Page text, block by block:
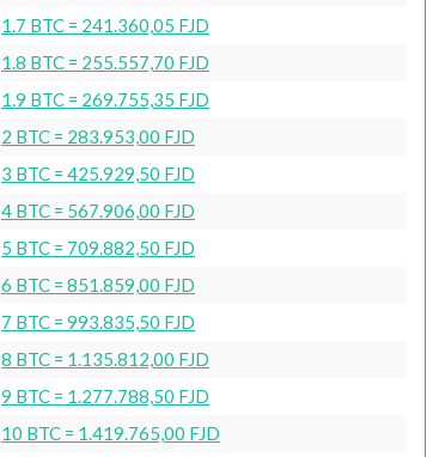
1.7 BTC = 241.360,05 FJD
1.8 BTC = 255.557,70 FJD
1.9 BTC = 269.755,35 FJD
2 BTC = 283.953,00 FJD
3 BTC = 425.929,50 FJD
4 BTC = 567.906,00 FJD
5 BTC = 709.882,50 FJD
6 BTC = 851.859,00 FJD
7 BTC = 993.835,50 FJD
8 BTC = 1.135.812,00 FJD
9 BTC = 1.277.788,50 FJD
10 BTC = 1.419.765,00 FJD